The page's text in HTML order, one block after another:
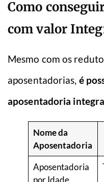
Como
com valor
Mesmo com os
aposentadorias, é
aposentadoria
Nome da
Aposentadoria
Aposentadoria
por Idade